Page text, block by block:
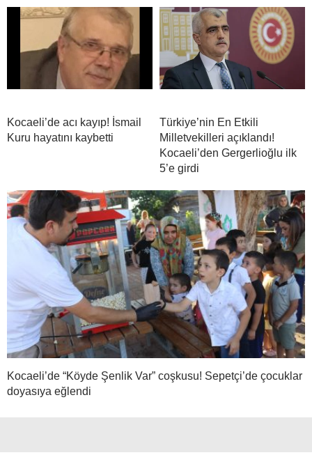
Kocaeli’de acı kayıp! İsmail
Kuru hayatını kaybetti
Türkiye’nin En Etkili
Milletvekilleri açıklandı!
Kocaeli’den Gergerlioğlu ilk
5’e girdi
Kocaeli’de “Köyde Şenlik Var” coşkusu! Sepetçi’de çocuklar
doyasıya eğlendi